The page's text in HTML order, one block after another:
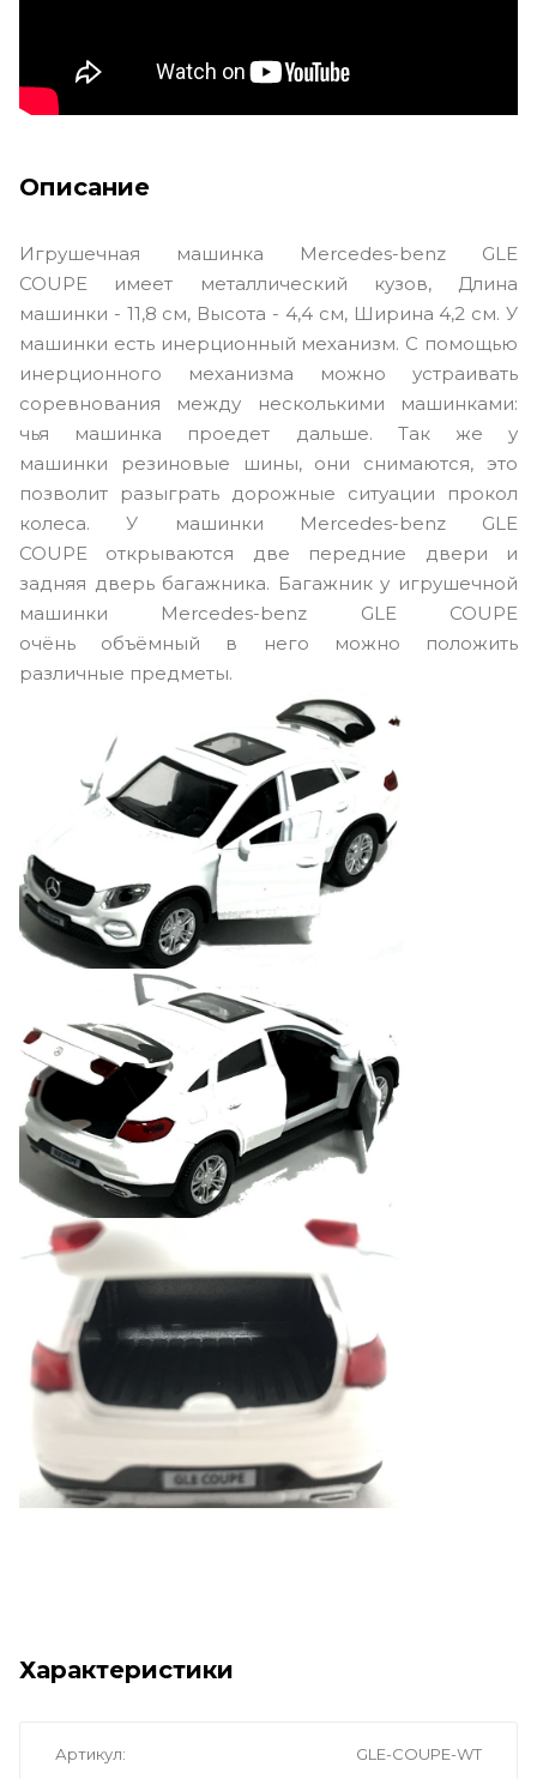
Описание
Игрушечная машинка Mercedes-benz GLE
COUPE имеет металлический кузов, Длина
машинки - 11,8 см, Высота - 4,4 см, Ширина 4,2 см. У
машинки есть инерционный механизм. С помощью
инерционного механизма можно устраивать
соревнования между несколькими машинками:
чья машинка проедет дальше. Так же у
машинки резиновые шины, они снимаются, это
позволит разыграть дорожные ситуации прокол
колеса. У машинки Mercedes-benz GLE
COUPE открываются две передние двери и
задняя дверь багажника. Багажник у игрушечной
машинки Mercedes-benz GLE COUPE
очёнь объёмный в него можно положить
различные предметы.
Характеристики
Артикул GLE-COUPE-WT